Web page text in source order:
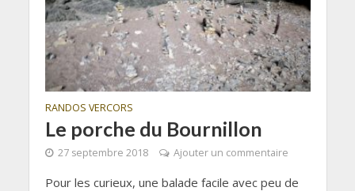
RANDOS VERCORS
Le porche du Bournillon
27 septembre 2018 Ajouter un commentaire
Pour les curieux, une balade facile avec peu de